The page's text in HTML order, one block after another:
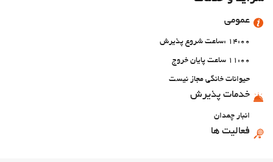
عمومی
14:00 :ساعت شروع پذیرش
11:00 ساعت پایان خروج
حیوانات خانگی مجاز نیست
خدمات پذیرش
انبار چمدان
فعالیت ها